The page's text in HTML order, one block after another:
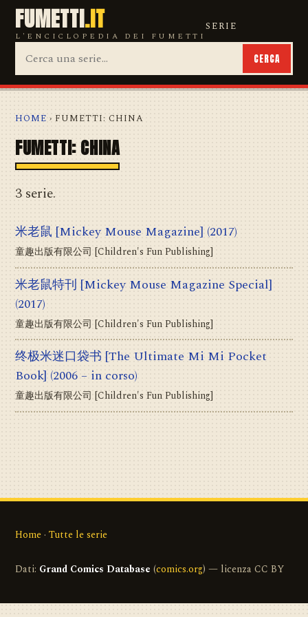
FUMETTI.IT
L'ENCICLOPEDIA DEI FUMETTI
SERIE
CERCA
HOME › FUMETTI: CHINA
FUMETTI: CHINA
3 serie.
米老鼠 [Mickey Mouse Magazine] (2017)
童趣出版有限公司 [Children's Fun Publishing]
米老鼠特刊 [Mickey Mouse Magazine Special]
(2017)
童趣出版有限公司 [Children's Fun Publishing]
终极米迷口袋书 [The Ultimate Mi Mi Pocket
Book] (2006 – in corso)
童趣出版有限公司 [Children's Fun Publishing]
Home · Tutte le serie
Dati: Grand Comics Database (comics.org) — licenza CC BY